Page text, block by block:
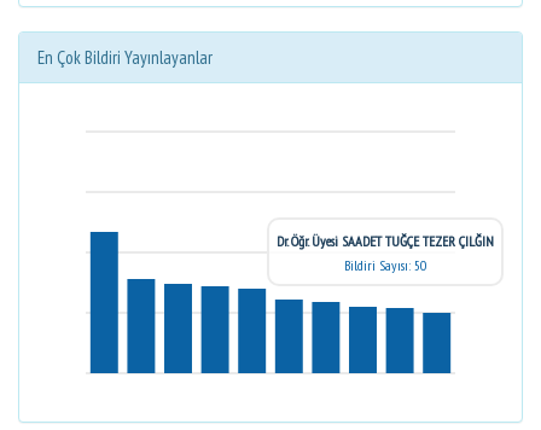
En Çok Bildiri Yayınlayanlar
Dr. Öğr. Üyesi SAADET TUĞÇE TEZER ÇILĞIN
Bildiri Sayısı: 50